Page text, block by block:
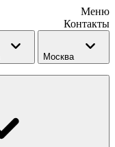
Меню
Контакты
Москва